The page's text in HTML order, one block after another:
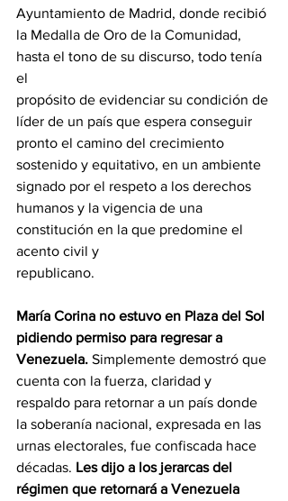
Ayuntamiento de Madrid, donde recibió
la Medalla de Oro de la Comunidad,
hasta el tono de su discurso, todo tenía
el
propósito de evidenciar su condición de
líder de un país que espera conseguir
pronto el camino del crecimiento
sostenido y equitativo, en un ambiente
signado por el respeto a los derechos
humanos y la vigencia de una
constitución en la que predomine el
acento civil y
republicano.
María Corina no estuvo en Plaza del Sol
pidiendo permiso para regresar a
Venezuela. Simplemente demostró que
cuenta con la fuerza, claridad y
respaldo para retornar a un país donde
la soberanía nacional, expresada en las
urnas electorales, fue confiscada hace
décadas. Les dijo a los jerarcas del
régimen que retornará a Venezuela